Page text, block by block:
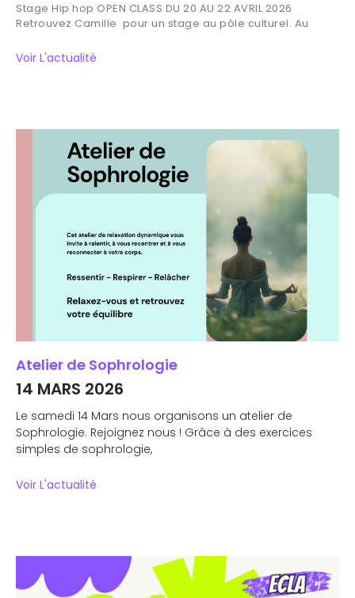
Stage Hip hop OPEN CLASS DU 20 AU 22 AVRIL 2026
Retrouvez Camille pour un stage au pôle culturel. Au
Voir L'actualité
Atelier de Sophrologie
14 MARS 2026
Le samedi 14 Mars nous organisons un atelier de
Sophrologie. Rejoignez nous ! Grâce à des exercices
simples de sophrologie,
Voir L'actualité